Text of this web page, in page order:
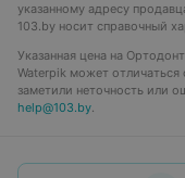
указанному адресу
103.by носит справочный
Указанная цена на
Waterpik может отличаться
заметили неточность или
help@103.by.